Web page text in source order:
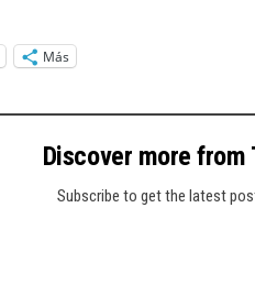
Más
Discover more from
Subscribe to get the latest